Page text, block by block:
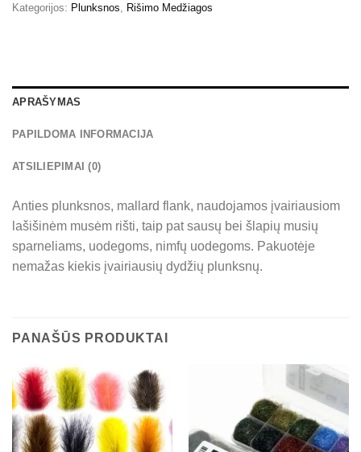
Kategorijos: Plunksnos Rišimo Medžiagos
APRAŠYMAS
PAPILDOMA INFORMACIJA
ATSILIEPIMAI (0)
Anties plunksnos, mallard flank, naudojamos įvairiausiom
lašišinėm musėm rišti, taip pat sausų bei šlapių musių
sparneliams, uodegoms, nimfų uodegoms. Pakuotėje
nemažas kiekis įvairiausių dydžių plunksnų.
PANAŠŪS PRODUKTAI